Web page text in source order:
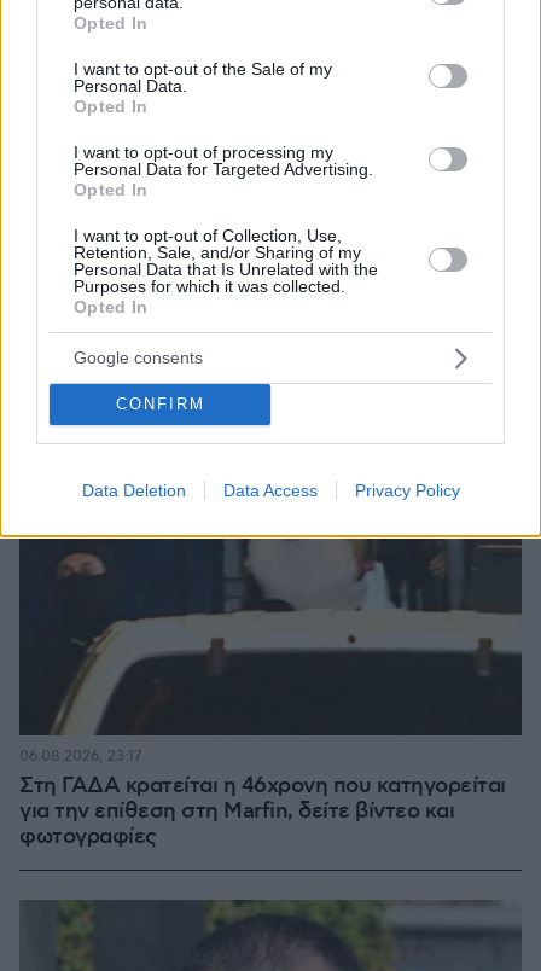
grant or deny consent to Google and its third-party tags to
use your data for below specified purposes in below Google
consent section.
Opted In
I want to opt-out of the Sale of my
Personal Data.
Opted In
I want to opt-out of processing my
Personal Data for Targeted Advertising.
Opted In
I want to opt-out of Collection, Use,
Retention, Sale, and/or Sharing of my
Personal Data that Is Unrelated with the
Purposes for which it was collected.
Opted In
Google consents
CONFIRM
Data Deletion Data Access Privacy Policy
εκδοχή για το φονικό στην Κυψέλη και η σιωπή στην
απολογία
ΔΕΙΤΕ ΟΛΕΣ ΤΙΣ ΕΙΔΗΣΕΙΣ
ΤΑ ΠΙΟ ΔΗΜΟΦΙΛΗ
Στη ΓΑΔΑ κρατείται η 46χρονη που κατηγορείται
για την επίθεση στη Marfin, δείτε βίντεο και
φωτογραφίες
06.08.2026, 23:17